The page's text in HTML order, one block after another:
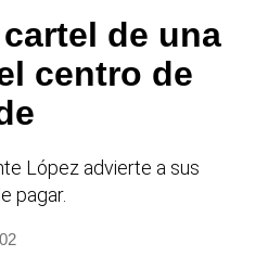
de una
centro de
López advierte a sus
pagar.